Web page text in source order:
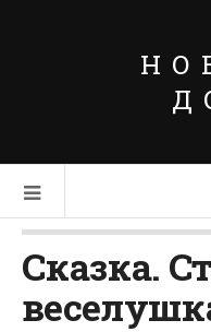
Сказка.